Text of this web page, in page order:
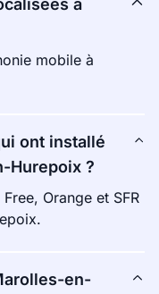
à
mobile à
ont installé
Hurepoix ?
Orange et SFR
en-